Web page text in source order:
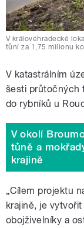
V královéhradecké
tůní za 1,75 milionu
V katastrálním
šesti průtočných
do rybníků u
V okolí
tůně a
krajině
„Cílem projektu
krajině, je
obojživelníky a